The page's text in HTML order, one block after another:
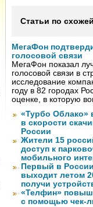
Статьи по
МегаФон
голосовой связи
МегаФон показал
голосовой связи в
исследование
году в 82 городах
оценке, в которую
«Турбо Облако»
в скорости
России
Жители 15
доступ к
мобильного
Первый в
выходит летом
получи
«Телфин»
с помощью чек-